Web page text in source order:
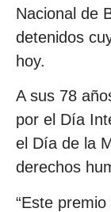
Nacional de
detenidos
hoy.
A sus 78
por el Día
el Día de la
derechos
“Este